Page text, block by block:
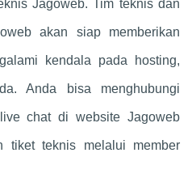
Jagoweb. Tim teknis dan
akan siap memberikan
kendala pada hosting,
Anda bisa menghubungi
chat di website Jagoweb
tiket teknis melalui member